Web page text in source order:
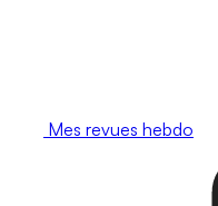
Mes revues hebdo